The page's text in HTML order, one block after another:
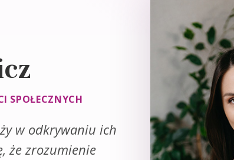
SPOŁECZNYCH
w odkrywaniu ich
że zrozumienie